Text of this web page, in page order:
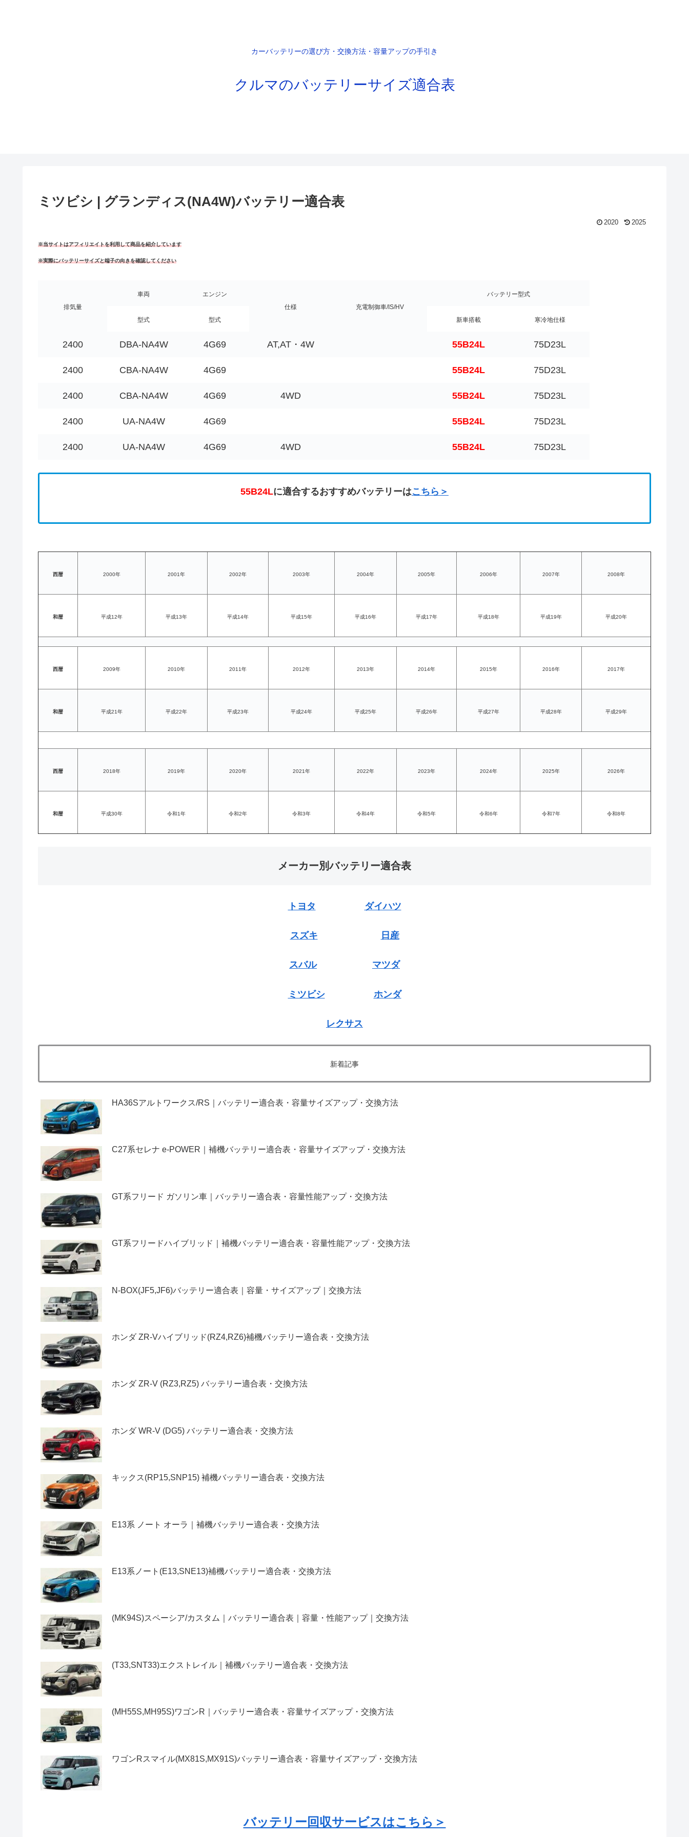
カーバッテリーの選び方・交換方法・容量アップの手引き
クルマのバッテリーサイズ適合表
ミツビシ | グランディス(NA4W)バッテリー適合表
2020 2025
※当サイトはアフィリエイトを利用して商品を紹介しています
※実際にバッテリーサイズと端子の向きを確認してください
排気量
車両
エンジン
仕様
充電制御車/IS/HV
バッテリー型式
型式 型式 新車搭載 寒冷地仕様
2400 DBA-NA4W 4G69 AT,AT・4W 55B24L 75D23L
2400 CBA-NA4W 4G69 55B24L 75D23L
2400 CBA-NA4W 4G69 4WD 55B24L 75D23L
2400 UA-NA4W 4G69 55B24L 75D23L
2400 UA-NA4W 4G69 4WD 55B24L 75D23L
55B24Lに適合するおすすめバッテリーはこちら＞
西暦 2000年 2001年 2002年 2003年 2004年 2005年 2006年 2007年 2008年
和暦 平成12年 平成13年 平成14年 平成15年 平成16年 平成17年 平成18年 平成19年 平成20年
西暦 2009年 2010年 2011年 2012年 2013年 2014年 2015年 2016年 2017年
和暦 平成21年 平成22年 平成23年 平成24年 平成25年 平成26年 平成27年 平成28年 平成29年
西暦 2018年 2019年 2020年 2021年 2022年 2023年 2024年 2025年 2026年
和暦 平成30年 令和1年 令和2年 令和3年 令和4年 令和5年 令和6年 令和7年 令和8年
メーカー別バッテリー適合表
トヨタ ダイハツ
スズキ 日産
スバル マツダ
ミツビシ ホンダ
レクサス
新着記事
HA36Sアルトワークス/RS｜バッテリー適合表・容量サイズアップ・交換方法
C27系セレナ e-POWER｜補機バッテリー適合表・容量サイズアップ・交換方法
GT系フリード ガソリン車｜バッテリー適合表・容量性能アップ・交換方法
GT系フリードハイブリッド｜補機バッテリー適合表・容量性能アップ・交換方法
N-BOX(JF5,JF6)バッテリー適合表｜容量・サイズアップ｜交換方法
ホンダ ZR-Vハイブリッド(RZ4,RZ6)補機バッテリー適合表・交換方法
ホンダ ZR-V (RZ3,RZ5) バッテリー適合表・交換方法
ホンダ WR-V (DG5) バッテリー適合表・交換方法
キックス(RP15,SNP15) 補機バッテリー適合表・交換方法
E13系 ノート オーラ｜補機バッテリー適合表・交換方法
E13系ノート(E13,SNE13)補機バッテリー適合表・交換方法
(MK94S)スペーシア/カスタム｜バッテリー適合表｜容量・性能アップ｜交換方法
(T33,SNT33)エクストレイル｜補機バッテリー適合表・交換方法
(MH55S,MH95S)ワゴンR｜バッテリー適合表・容量サイズアップ・交換方法
ワゴンRスマイル(MX81S,MX91S)バッテリー適合表・容量サイズアップ・交換方法
バッテリー回収サービスはこちら＞